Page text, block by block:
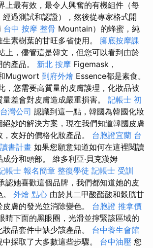
上最有效，最令人興奮的有機組件（每
過測試和認證），然後從專家格式開
台中 按摩 整骨 Mountain）的蜂蜜，純
素樹葉的甘旺多省使用。 腳底按摩課
上，儘管這是韓文，但您可以看到由於
產品。 新北 按摩 Figemask，
Mugwort 到府外燴 Essence都是素食。
，您需要高質量的皮膚護理，化妝品被
差會對皮膚造成嚴重損害。 記帳士 初
灣公司 認識到這一點，韓國為韓國化妝
妙的解決方案，現在我們知道韓國皮膚
友好的價格化妝產品。 台胞證宜蘭 台
書計畫 如果您願意知道如何在這裡閱讀
分和頭部。 維多利亞·貝克漢姆
帳士 報名簡章 整復學徒 記帳士 受訓
認她喜歡這個品牌，我們都知道她的皮
外燴 點心 由於其二甲酸酯酸和穀胱甘
膚的發光並消除變色。 台胞證 推拿價
睛下面的黑眼圈，光滑並擰緊該區域的
品套件中缺少該產品。 台中養生會館
採取了大多數這些步驟。 台中油壓 您